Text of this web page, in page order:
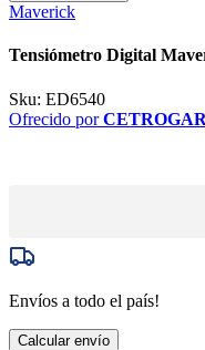
Maverick
Tensiómetro Digital
Sku: ED6540
Ofrecido porCETROGAR
Envíos a todo el país!
Calcular envío